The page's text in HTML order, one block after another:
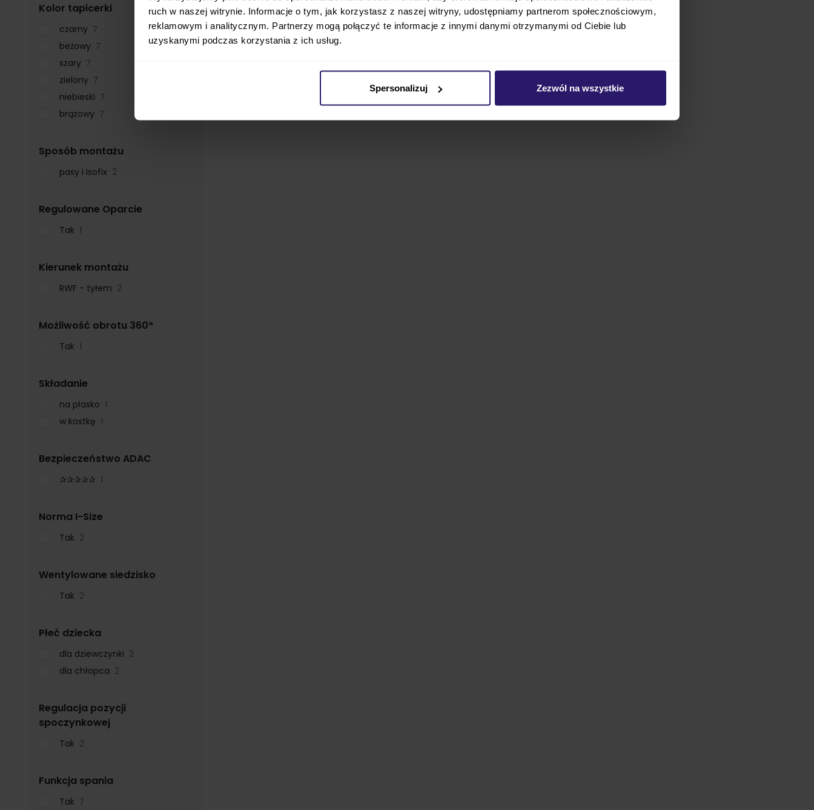
ruch w naszej witrynie. Informacje o tym, jak korzystasz z naszej witryny, udostępniamy partnerom społecznościowym,
reklamowym i analitycznym. Partnerzy mogą połączyć te informacje z innymi danymi otrzymanymi od Ciebie lub
uzyskanymi podczas korzystania z ich usług.
Spersonalizuj Zezwól na wszystkie
Kolor tapicerki
czarny 7
beżowy 7
szary 7
zielony 7
niebieski 7
brązowy 7
Sposób montażu
pasy i Isofix 2
Regulowane Oparcie
Tak 1
Kierunek montażu
RWF - tyłem 2
Możliwość obrotu 360°
Tak 1
Składanie
na płasko 1
w kostkę 1
Bezpieczeństwo ADAC
✰✰✰✰✰ 1
Norma I-Size
Tak 2
Wentylowane siedzisko
Tak 2
Płeć dziecka
dla dziewczynki 2
dla chłopca 2
Regulacja pozycji
spoczynkowej
Tak 2
Funkcja spania
Tak 7